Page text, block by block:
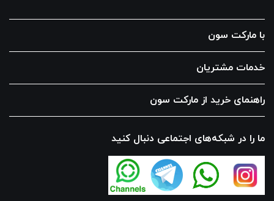
با مارکت سون
خدمات مشتریان
راهنمای خرید از مارکت سون
ما را در شبکه‌های اجتماعی دنبال کنید